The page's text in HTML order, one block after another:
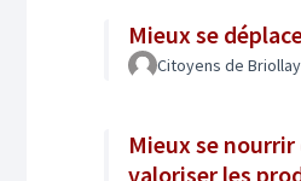
Mieux se
Citoyens de Briollay
Mieux se
valoriser les